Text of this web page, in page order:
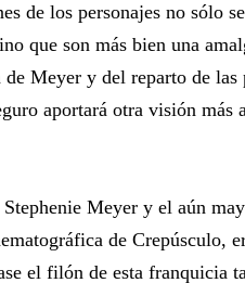
de los personajes no sólo
que son más bien una
Meyer y del reparto de
aportará otra visión más
Meyer y el aún
de Crepúsculo,
el filón de esta franquicia